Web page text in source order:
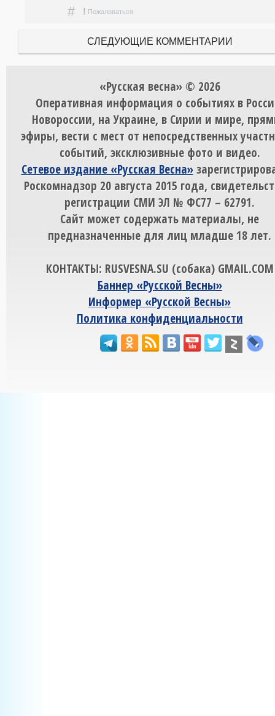
# ! Пожаловаться
СЛЕДУЮЩИЕ КОММЕНТАРИИ
«Русская весна» © 2026
Оперативная информация о событиях в
Новороссии, на Украине, в Сирии и мире,
эфиры, вести с мест от непосредственных
событий, эксклюзивные фото и видео.
Сетевое издание «Русская Весна»
Роскомнадзор 20 августа 2015 года,
регистрации СМИ ЭЛ № ФС77 – 62791.
Сайт может содержать материалы, не
предназначенные для лиц младше 18 лет.
КОНТАКТЫ: RUSVESNA.SU (собака) GMAIL.COM
Баннер «Русской Весны»
Информер «Русской Весны»
Политика конфиденциальности